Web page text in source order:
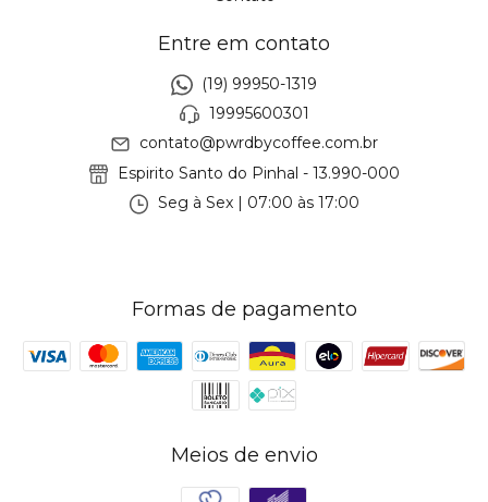
Entre em contato
(19) 99950-1319
19995600301
contato@pwrdbycoffee.com.br
Espirito Santo do Pinhal - 13.990-000
Seg à Sex | 07:00 às 17:00
Formas de pagamento
Meios de envio